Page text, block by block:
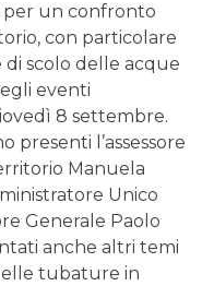
per un confronto
con particolare
scolo delle acque
eventi
8 settembre.
presenti l’assessore
Manuela
Unico
Generale Paolo
anche altri temi
tubature in